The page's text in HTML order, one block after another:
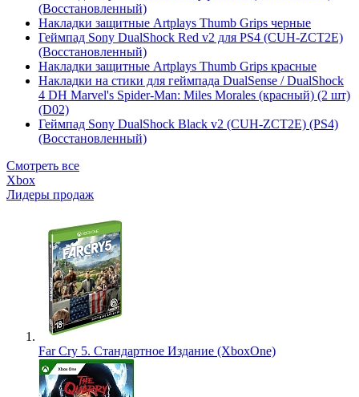
(Восстановленный)
Накладки защитные Artplays Thumb Grips черные
Геймпад Sony DualShock Red v2 для PS4 (CUH-ZCT2E)
(Восстановленный)
Накладки защитные Artplays Thumb Grips красные
Накладки на стики для геймпада DualSense / DualShock
4 DH Marvel's Spider-Man: Miles Morales (красный) (2 шт)
(D02)
Геймпад Sony DualShock Black v2 (CUH-ZCT2E) (PS4)
(Восстановленный)
Смотреть все
Xbox
Лидеры продаж
Far Cry 5. Стандартное Издание (XboxOne)